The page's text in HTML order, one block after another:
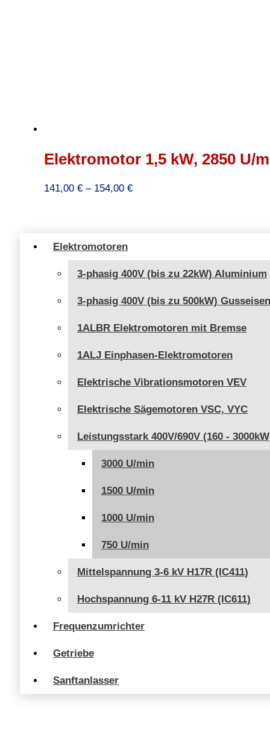
Elektromotoren
3-phasig 400V (bis zu 22kW) Aluminium
3-phasig 400V (bis zu 500kW) Gusseisen
1ALBR Elektromotoren mit Bremse
1ALJ Einphasen-Elektromotoren
Elektrische Vibrationsmotoren VEV
Elektrische Sägemotoren VSC, VYC
Leistungsstark 400V/690V (160 -
3000 U/min
1500 U/min
1000 U/min
750 U/min
Mittelspannung 3-6 kV H17R (IC411)
Hochspannung 6-11 kV H27R (IC611)
Frequenzumrichter
Getriebe
Sanftanlasser
Elektromotor 1,5 kW, 2850 U/
141,00 € – 154,00 €Preisspanne: